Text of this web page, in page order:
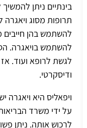
בינתיים ניתן
תרופות מסוג
להשתמש בהן חייבים
להשתמש בויאגרה.
לגשת לרופא ועוד.
ודיסקרטי.
ויפאליס היא ויאגרה
על ידי משרד
לרכוש אותה. ניתן